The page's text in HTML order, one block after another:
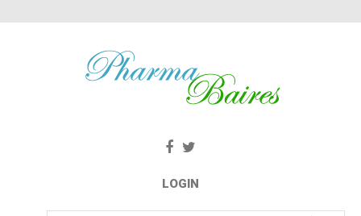
LOGIN